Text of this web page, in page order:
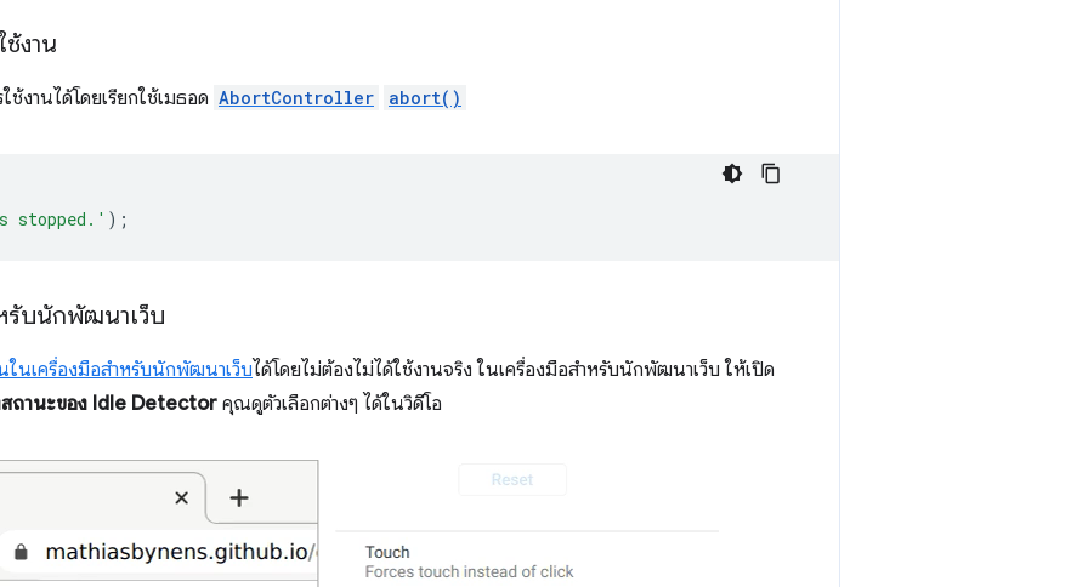
งาน
ช้งานได้โดยเรียกใช้เมธอด AbortController abort()
stopped.' );
รับนักพัฒนาเว็บ
ในเครื่องมือสำหรับนักพัฒนาเว็บได้โดยไม่ต้องไม่ได้ใช้งานจริง ในเครื่องมือสำหรับนักพัฒนาเว็บ ให้เปิด
สถานะของ Idle Detector คุณดูตัวเลือกต่างๆ ได้ในวิดีโอ